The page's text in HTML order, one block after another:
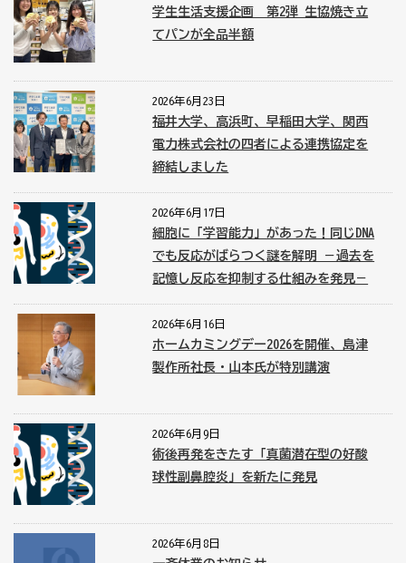
学生生活支援企画 第2弾 生協焼き立
てパンが全品半額
2026年6月23日
福井大学、高浜町、早稲田大学、関西
電力株式会社の四者による連携協定を
締結しました
2026年6月17日
細胞に「学習能力」があった！同じDNA
でも反応がばらつく謎を解明 －過去を
記憶し反応を抑制する仕組みを発見－
2026年6月16日
ホームカミングデー2026を開催、島津
製作所社長・山本氏が特別講演
2026年6月9日
術後再発をきたす「真菌潜在型の好酸
球性副鼻腔炎」を新たに発見
2026年6月8日